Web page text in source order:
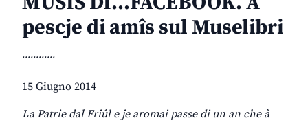
pescje di amîs sul Muselibri
............
15 Giugno 2014
La Patrie dal Friûl e je aromai passe di un an che à